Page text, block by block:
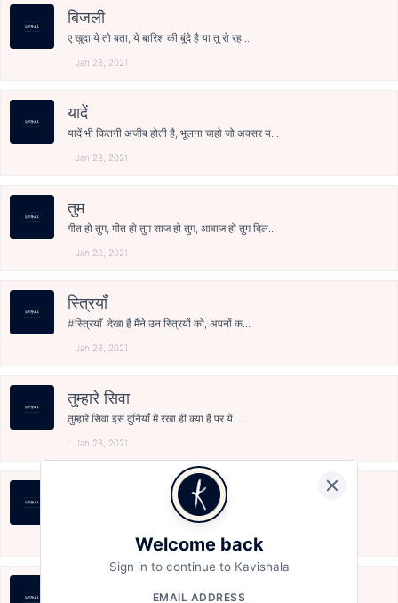
बिजली
ए खुदा ये तो बता, ये बारिश की बूंदे है या तू रो रह...
Jan 28, 2021
यादें
यादें भी कितनी अजीब होती है, भूलना चाहो जो अक्सर य...
Jan 28, 2021
तुम
गीत हो तुम, मीत हो तुम साज हो तुम, आवाज हो तुम दिल...
Jan 28, 2021
स्त्रियाँ
#स्त्रियाँ देखा है मैंने उन स्त्रियों को, अपनों क...
Jan 28, 2021
तुम्हारे सिवा
तुम्हारे सिवा इस दुनियाँ में रखा ही क्या है पर ये ...
Jan 28, 2021
प्यार एक ऐसा एहसास है जब भी महसूस होता है दिल ख़ुश...
Welcome back
Sign in to continue to Kavishala
EMAIL ADDRESS